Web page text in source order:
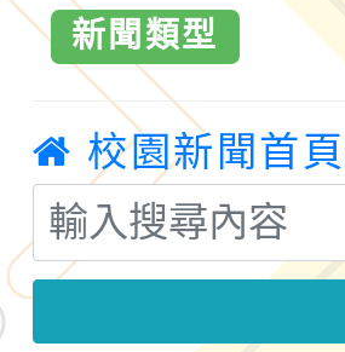
案，詳如說
鐵人三項錦標
桃園市115
「2026年『
運動系列徵
成果展」
2026城鎮韌
桃園市大溪
年八月份教
國立成功大
新聞類型
校園新聞首頁